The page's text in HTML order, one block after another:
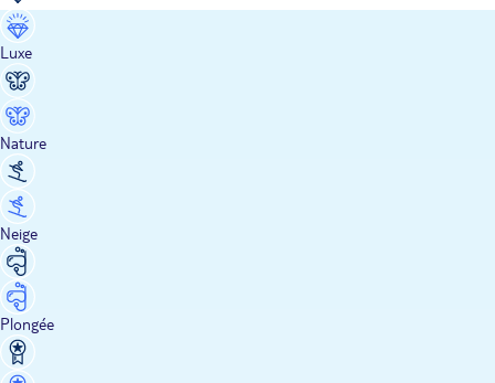
Luxe
Nature
Neige
Plongée